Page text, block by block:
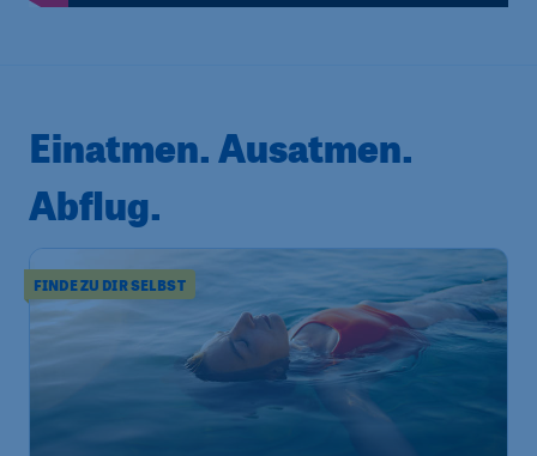
Einatmen. Ausatmen.
Abflug.
FINDE ZU DIR SELBST